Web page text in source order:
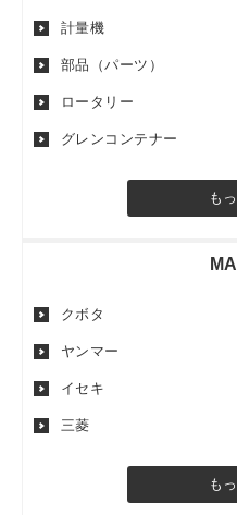
計量機
部品（パーツ）
ロータリー
グレンコンテナー
も
クボタ
ヤンマー
イセキ
三菱
も